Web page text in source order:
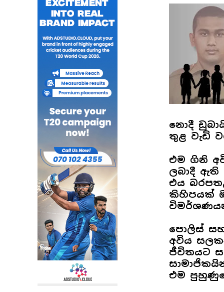
නොදී
තුළ වැඩි
එම ගිනි
ලබාදී
එය
කිහිපයක්
පොලිස්
අවිය
ජීවිතයට
එම